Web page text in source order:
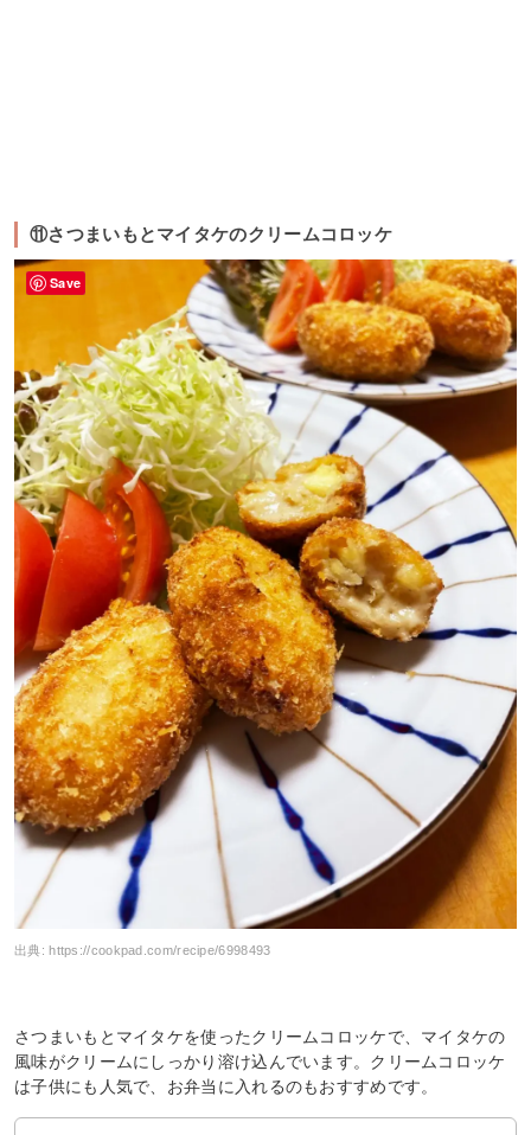
⑪さつまいもとマイタケのクリームコロッケ
出典: https://cookpad.com/recipe/6998493
さつまいもとマイタケを使ったクリームコロッケで、マイタケの
風味がクリームにしっかり溶け込んでいます。クリームコロッケ
は子供にも人気で、お弁当に入れるのもおすすめです。
Save